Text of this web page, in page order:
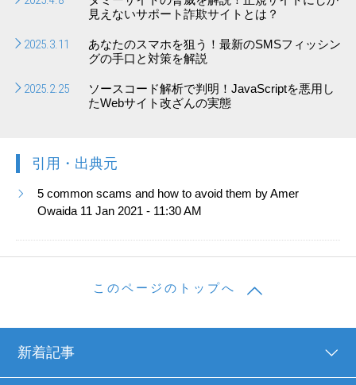
見えないサポート詐欺サイトとは？
2025.3.11
あなたのスマホを狙う！最新のSMSフィッシン
グの手口と対策を解説
2025.2.25
ソースコード解析で判明！JavaScriptを悪用し
たWebサイト改ざんの実態
引用・出典元
5 common scams and how to avoid them by Amer
Owaida 11 Jan 2021 - 11:30 AM
このページのトップへ
新着記事